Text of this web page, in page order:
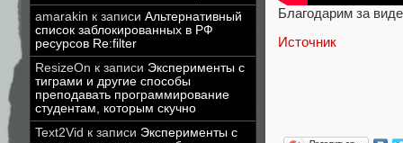
amarakin к записи Альтернативный
список заблокированных в РФ
ресурсов Re:filter
ResizeOn к записи Эксперименты с
тиграми и другие способы
преподавать программирование
студентам, которым скучно
Text2Vid к записи Эксперименты с
Благодарим за
Источник